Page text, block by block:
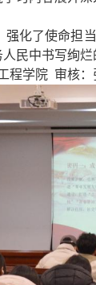
化了使命担
民中书写绚烂
程学院  审核：